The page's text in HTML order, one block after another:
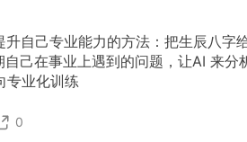
升自己专业能力的方法：把生辰八字
己在事业上遇到的问题，让AI 来分
专业化训练
0